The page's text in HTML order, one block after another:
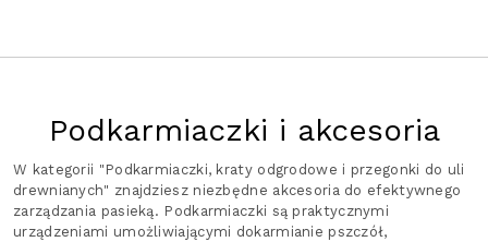
Podkarmiaczki i akcesoria
W kategorii "Podkarmiaczki, kraty odgrodowe i przegonki do uli
drewnianych" znajdziesz niezbędne akcesoria do efektywnego
zarządzania pasieką. Podkarmiaczki są praktycznymi
urządzeniami umożliwiającymi dokarmianie pszczół,